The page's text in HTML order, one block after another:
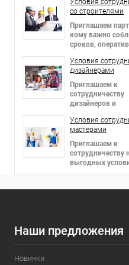
Условия
со строителями
Приглашаем
кому важно
сроков,
гибкие цены!
Условия
дизайнерами
Приглашаем к
сотрудничеству
дизайнеров и
предоставляем
Условия
мастерами
Приглашаем к
сотрудничеству
выгодных
Наши предложения
Новинки